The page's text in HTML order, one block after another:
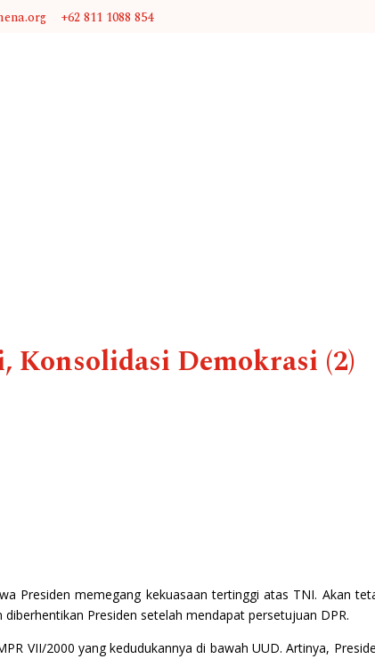
+62 811 1088 854
Demokrasi (2)
Presiden memegang kekuasaan tertinggi atas TNI. Akan
Presiden setelah mendapat persetujuan DPR.
VII/2000 yang kedudukannya di bawah UUD. Artinya,